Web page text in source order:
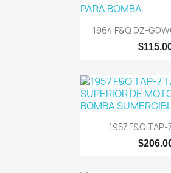
 Vista
1964 F&Q DZ-
 Vista
1957 F&Q TAP-